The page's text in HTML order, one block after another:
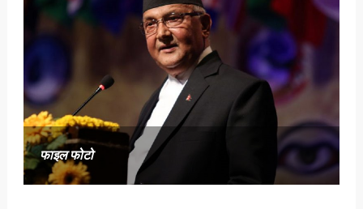
फाइल फोटो